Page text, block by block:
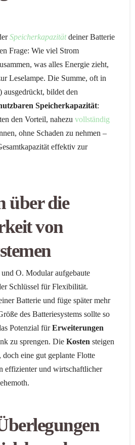
Speicherkapazitätdeiner Batterie
Frage: Wie viel Strom
was alles Energie zieht,
Leselampe. Die Summe, oft in
bildet den
Speicherkapazität:
den Vorteil, nahezuvollständig
ohne Schaden zu nehmen –
effektiv zur
über die
von
O. Modular aufgebaute
Schlüssel für Flexibilität.
Batterie und füge später mehr
des Batteriesystems sollte so
Potenzial fürErweiterungen
zu sprengen. DieKosten steigen
eine gut geplante Flotte
effizienter und wirtschaftlicher